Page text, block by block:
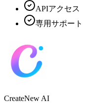
APIアクセス
専用サポート
CreateNew AI